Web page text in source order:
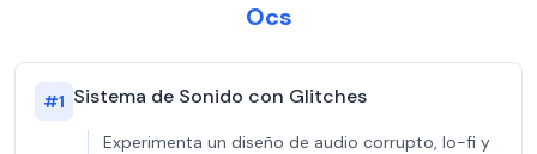
Ocs
#1 Sistema de Sonido con Glitches
Experimenta un diseño de audio corrupto, lo-fi y